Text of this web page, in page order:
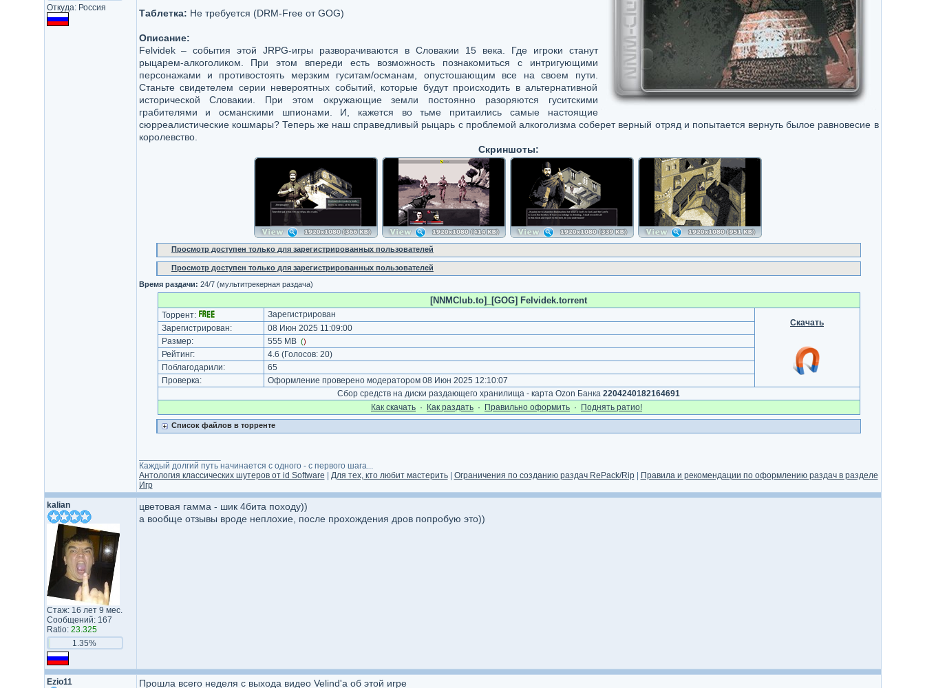
Откуда: Россия
Таблетка: Не требуется (DRM-Free от GOG)
Описание:
Felvidek – события этой JRPG-игры разворачиваются в Словакии 15 века. Где игроки станут
рыцарем-алкоголиком. При этом впереди есть возможность познакомиться с интригующими
персонажами и противостоять мерзким гуситам/османам, опустошающим все на своем пути.
Станьте свидетелем серии невероятных событий, которые будут происходить в альтернативной
исторической Словакии. При этом окружающие земли постоянно разоряются гуситскими
грабителями и османскими шпионами. И, кажется во тьме притаились самые настоящие
сюрреалистические кошмары? Теперь же наш справедливый рыцарь с проблемой алкоголизма соберет верный отряд и попытается вернуть былое равновесие в
королевство.
Скриншоты:
Просмотр доступен только для зарегистрированных пользователей
Просмотр доступен только для зарегистрированных пользователей
Время раздачи: 24/7 (мультитрекерная раздача)
[NNMClub.to]_[GOG] Felvidek.torrent
Торрент:
Зарегистрирован
Скачать
Зарегистрирован:
08 Июн 2025 11:09:00
Размер:
555 MB ()
Рейтинг: 4.6 (Голосов: 20)
Поблагодарили:
65
Проверка:
Оформление проверено модератором 08 Июн 2025 12:10:07
Сбор средств на диски раздающего хранилища - карта Ozon Банка 2204240182164691
Как cкачать · Как раздать · Правильно оформить · Поднять ратио!
Список файлов в торренте
Каждый долгий путь начинается с одного - с первого шага...
Антология классических шутеров от id Software
Для тех, кто любит мастерить| Ограничения по созданию раздач RePack/Rip|
Правила и рекомендации по оформлению раздач в разделе
Игр
kalian
Стаж: 16 лет 9 мес.
Сообщений: 167
Ratio: 23.325
1.35%
цветовая гамма - шик 4бита походу))
а вообще отзывы вроде неплохие, после прохождения дров попробую это))
Ezio11 Прошла всего неделя с выхода видео Velind'а об этой игре